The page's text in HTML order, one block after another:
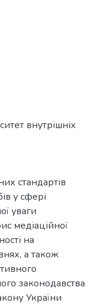
внутрішніх
стандартів
у сфері
уваги
медіаційної
на
а також
законодавства
України